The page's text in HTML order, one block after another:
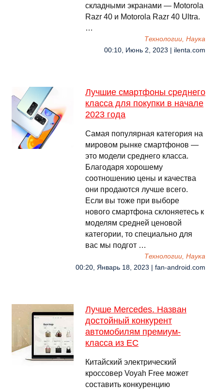
складными экранами — Motorola
Razr 40 и Motorola Razr 40 Ultra.
…
Технологии, Наука
00:10, Июнь 2, 2023 | ilenta.com
Лучшие смартфоны среднего
класса для покупки в начале
2023 года
Самая популярная категория на
мировом рынке смартфонов —
это модели среднего класса.
Благодаря хорошему
соотношению цены и качества
они продаются лучше всего.
Если вы тоже при выборе
нового смартфона склоняетесь к
моделям средней ценовой
категории, то специально для
вас мы подгот …
Технологии, Наука
00:20, Январь 18, 2023 | fan-android.com
Лучше Mercedes. Назван
достойный конкурент
автомобилям премиум-
класса из ЕС
Китайский электрический
кроссовер Voyah Free может
составить конкуренцию